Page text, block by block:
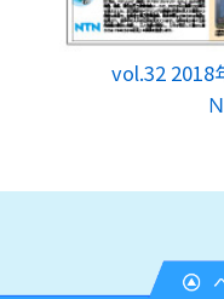
vol.32 2018